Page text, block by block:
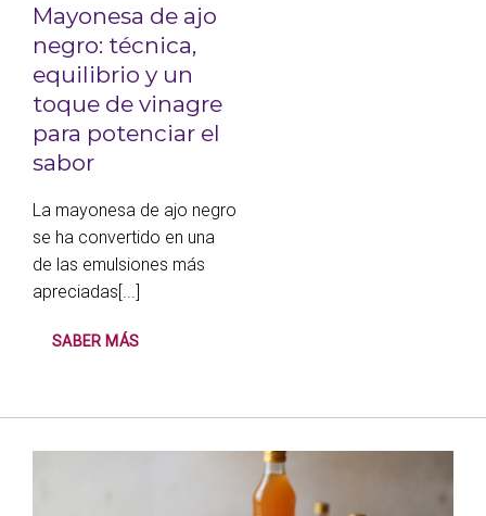
Mayonesa de ajo
negro: técnica,
equilibrio y un
toque de vinagre
para potenciar el
sabor
La mayonesa de ajo negro
se ha convertido en una
de las emulsiones más
apreciadas[...]
SABER MÁS